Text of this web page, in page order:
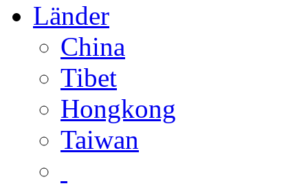
Länder
China
Tibet
Hongkong
Taiwan